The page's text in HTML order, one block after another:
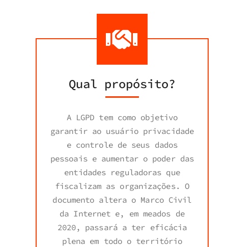
Qual propósito?
A LGPD tem como objetivo
garantir ao usuário privacidade
e controle de seus dados
pessoais e aumentar o poder das
entidades reguladoras que
fiscalizam as organizações. O
documento altera o Marco Civil
da Internet e, em meados de
2020, passará a ter eficácia
plena em todo o território